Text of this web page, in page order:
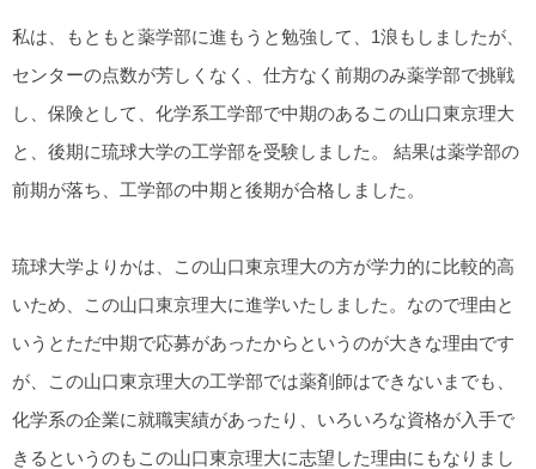
私は、もともと薬学部に進もうと勉強して、1浪もしましたが、
センターの点数が芳しくなく、仕方なく前期のみ薬学部で挑戦
し、保険として、化学系工学部で中期のあるこの山口東京理大
と、後期に琉球大学の工学部を受験しました。 結果は薬学部の
前期が落ち、工学部の中期と後期が合格しました。
琉球大学よりかは、この山口東京理大の方が学力的に比較的高
いため、この山口東京理大に進学いたしました。なので理由と
いうとただ中期で応募があったからというのが大きな理由です
が、この山口東京理大の工学部では薬剤師はできないまでも、
化学系の企業に就職実績があったり、いろいろな資格が入手で
きるというのもこの山口東京理大に志望した理由にもなりまし